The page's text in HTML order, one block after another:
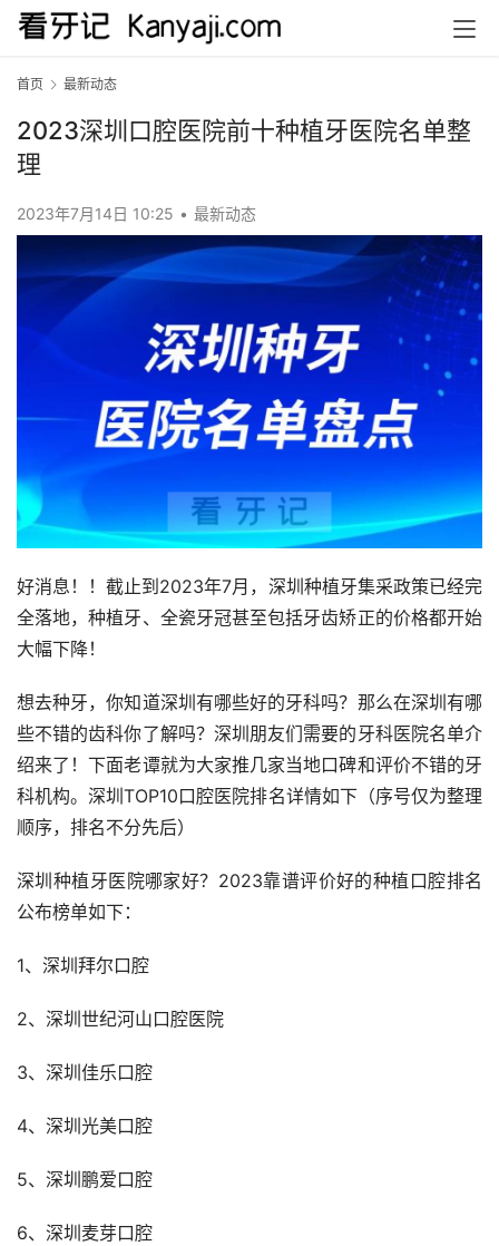
首页 最新动态
2023深圳口腔医院前十种植牙医院名单整
理
2023年7月14日 10:25 • 最新动态
好消息！！截止到2023年7月，深圳种植牙集采政策已经完
全落地，种植牙、全瓷牙冠甚至包括牙齿矫正的价格都开始
大幅下降！
想去种牙，你知道深圳有哪些好的牙科吗？那么在深圳有哪
些不错的齿科你了解吗？深圳朋友们需要的牙科医院名单介
绍来了！下面老谭就为大家推几家当地口碑和评价不错的牙
科机构。深圳TOP10口腔医院排名详情如下（序号仅为整理
顺序，排名不分先后）
深圳种植牙医院哪家好？2023靠谱评价好的种植口腔排名
公布榜单如下：
1、深圳拜尔口腔
2、深圳世纪河山口腔医院
3、深圳佳乐口腔
4、深圳光美口腔
5、深圳鹏爱口腔
6、深圳麦芽口腔